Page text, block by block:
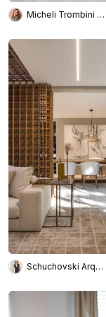
Micheli Trombini Arquitetura
Schuchovski Arquitetura